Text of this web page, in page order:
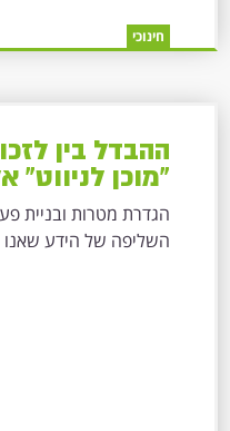
חינוכי
ההבדל בין
"מוכן לניווט"
הגדרת מטרות ובניית
השליפה של הידע שאנו